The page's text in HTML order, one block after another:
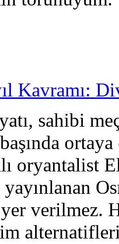
Kavramı:
sahibi
oryantalist
yayınlanan
verilmez.